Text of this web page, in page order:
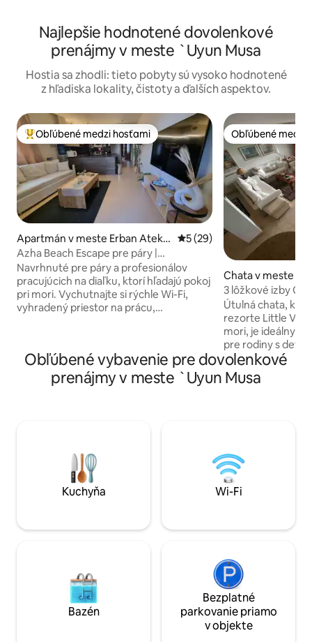
Najlepšie hodnotené dovolenkové
prenájmy v meste `Uyun Musa
Hostia sa zhodli: tieto pobyty sú vysoko hodnotené
z hľadiska lokality, čistoty a ďalších aspektov.
Najobľúbenejšie medzi hosťami
Obľúbené medzi hosťami
Apartmán v meste Erban Ateka
h and Al Manayef
Priemerné ohodnotenie 5
5 (29)
Azha Beach Escape pre páry |
Samostatný príchod
Navrhnuté pre páry a profesionálov
pracujúcich na diaľku, ktorí hľadajú pokoj
pri mori. Vychutnajte si rýchle Wi-Fi,
vyhradený priestor na prácu,
jednotkami – zaplaťte len za priestor,
ktorý potrebujete, bez kompromisov v
oblasti pohodlia alebo vybavenia.
a vyhradený pracovný priestor s
elektrickými zásuvkami a dobrým
prirodzeným svetlom.
Obľúbené medzi
Obľúbené medzi
Chata v meste
3 lôžkové izby
Útulná chata, ktorá sa nachádza v
rezorte Little
mori, je ideálnym
pre rodiny s
manželskými
obývacím a
otvorenú plne
sa nachádza 5
rozsiahlej
aktivitami na
Samostatná izba
Obľúbené vybavenie pre dovolenkové
prenájmy v meste `Uyun Musa
Kuchyňa Wi-Fi
Bazén
Bezplatné
parkovanie priamo
v objekte